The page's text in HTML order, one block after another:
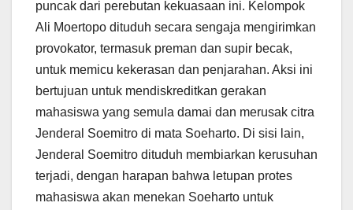
puncak dari perebutan kekuasaan ini. Kelompok
Ali Moertopo dituduh secara sengaja mengirimkan
provokator, termasuk preman dan supir becak,
untuk memicu kekerasan dan penjarahan. Aksi ini
bertujuan untuk mendiskreditkan gerakan
mahasiswa yang semula damai dan merusak citra
Jenderal Soemitro di mata Soeharto. Di sisi lain,
Jenderal Soemitro dituduh membiarkan kerusuhan
terjadi, dengan harapan bahwa letupan protes
mahasiswa akan menekan Soeharto untuk